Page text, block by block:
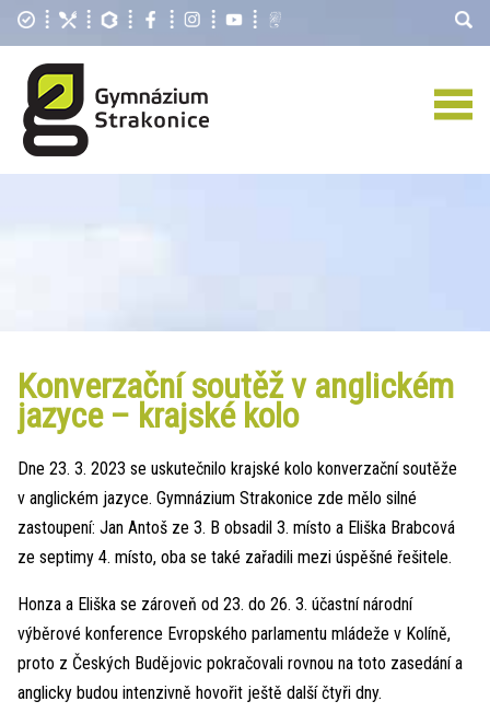
Konverzační soutěž v anglickém
jazyce – krajské kolo
Dne 23. 3. 2023 se uskutečnilo krajské kolo konverzační soutěže
v anglickém jazyce. Gymnázium Strakonice zde mělo silné
zastoupení: Jan Antoš ze 3. B obsadil 3. místo a Eliška Brabcová
ze septimy 4. místo, oba se také zařadili mezi úspěšné řešitele.
Honza a Eliška se zároveň od 23. do 26. 3. účastní národní
výběrové konference Evropského parlamentu mládeže v Kolíně,
proto z Českých Budějovic pokračovali rovnou na toto zasedání a
anglicky budou intenzivně hovořit ještě další čtyři dny.